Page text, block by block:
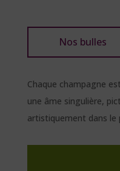
Nos bulles
Chaque champagne
une âme singulière,
artistiquement dans le